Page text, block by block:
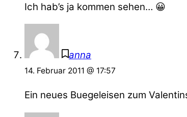
Ich hab’s ja kommen sehen… 😀
anna
14. Februar 2011 @ 17:57
Ein neues Buegeleisen zum